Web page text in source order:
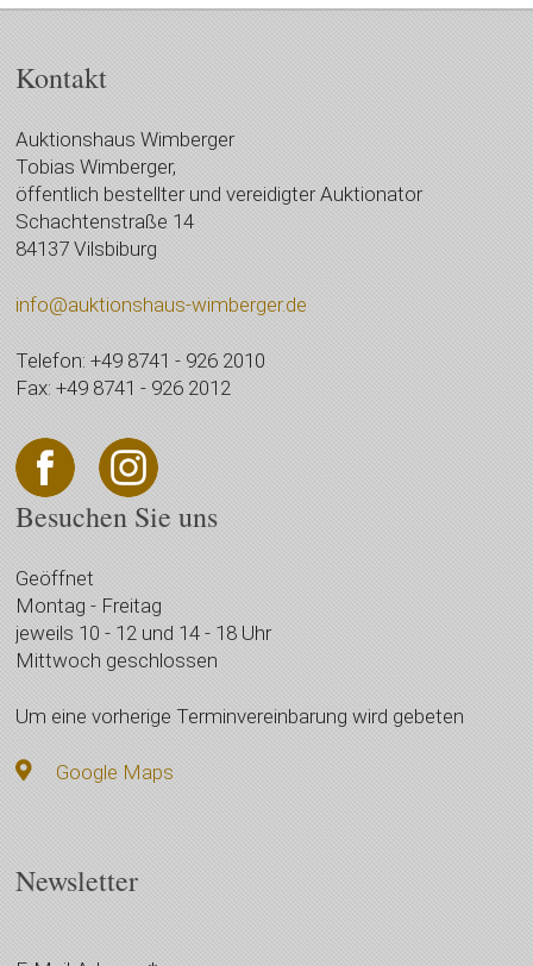
Kontakt
Auktionshaus Wimberger
Tobias Wimberger,
öffentlich bestellter und vereidigter Auktionator
Schachtenstraße 14
84137 Vilsbiburg
info@auktionshaus-wimberger.de
Telefon: +49 8741 - 926 2010
Fax: +49 8741 - 926 2012
Besuchen Sie uns
Geöffnet
Montag - Freitag
jeweils 10 - 12 und 14 - 18 Uhr
Mittwoch geschlossen
Um eine vorherige Terminvereinbarung wird gebeten
Google Maps
Newsletter